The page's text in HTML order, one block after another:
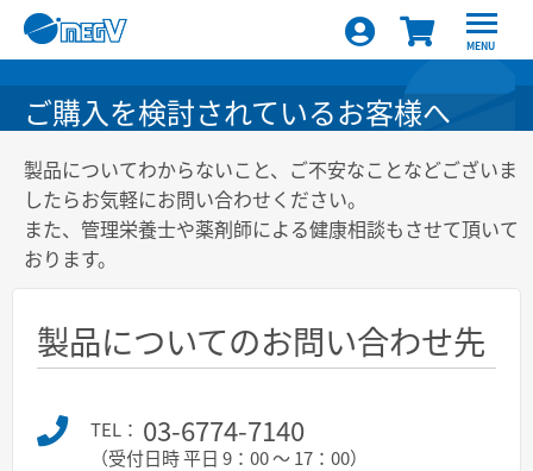
MENU
ご購入を検討されているお客様へ
製品についてわからないこと、ご不安なことなどございま
したらお気軽にお問い合わせください。
また、管理栄養士や薬剤師による健康相談もさせて頂いて
おります。
製品についてのお問い合わせ先
TEL： 03-6774-7140
（受付日時 平日 9：00 ～ 17：00）